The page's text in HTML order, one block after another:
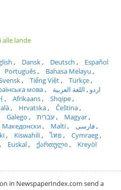
alle lande
Dansk Deutsch
Español
Português
Bahasa Melayu
Tiếng Việt
Türkçe
мова اردو
اللغة العربية
Afrikaans
Shqipe
Hrvatska
Čeština
Galego עברית
Magyar
Македонски Malti
فارسی
Kiswahili ไทย
Cymraeg
Euskal ქართული
Kreyòl
in NewspaperIndex.com send a